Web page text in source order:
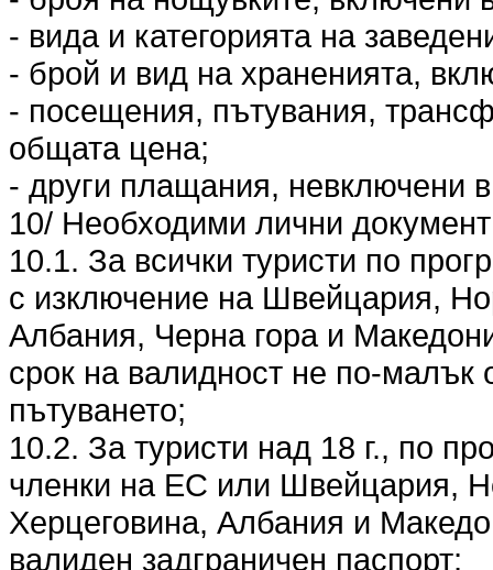
- вида и категорията на
- брой и вид на храненията,
- посещения, пътувания,
общата цена;
- други плащания, невключени
10/ Необходими лични
10.1. За всички туристи по
с изключение на Швейцария,
Албания, Черна гора и
срок на валидност не по-
пътуването;
10.2. За туристи над 18 г., по
членки на ЕС или Швейцария,
Херцеговина, Албания и
валиден задграничен паспорт;